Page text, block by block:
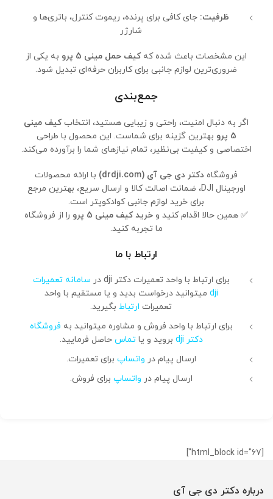
ظرفیت: جای کافی برای پرنده، ریموت کنترل، باتری‌ها و
شارژر
این مشخصات باعث شده کهکیف حمل مینی 5 پرو
به یکی از
ضروری‌ترین لوازم جانبی برای کاربران حرفه‌ای تبدیل شود.
جمع‌بندی
اگر به دنبال امنیت، راحتی و زیبایی هستید، انتخابکیف مینی
5 پرو
بهترین گزینه برای شماست. این محصول با طراحی
اختصاصی و کیفیت بی‌نظیر، تمام نیازهای شما را برآورده می‌کند.
فروشگاه دکتر دی جی آی (drdji.com)
با ارائه محصولات
اورجینال DJI، ضمانت اصالت کالا و ارسال سریع، بهترین مرجع
برای خرید لوازم جانبی کوادکوپتر است.
✅ همین حالا اقدام کنید و خرید کیف مینی 5 پرو
را از فروشگاه
ما تجربه کنید.
ارتباط با ما
برای ارتباط با واحد تعمیرات دکتر dji در
سامانه تعمیرات
dji میتوانید درخواست بدید و یا مستقیم با واحد
تعمیرات ارتباط بگیرید.
برای ارتباط با واحد فروش و مشاوره میتوانید به فروشگاه
دکتر dji
بروید و یاتماس حاصل فرمایید.
ارسال پیام در واتساپ برای تعمیرات.
ارسال پیام در واتساپ برای فروش.
[html_block id="67"]
درباره دکتر دی جی آی